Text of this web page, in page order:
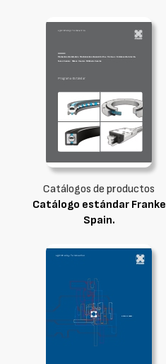
Catálogos de productos
Catálogo estándar Franke
Spain.